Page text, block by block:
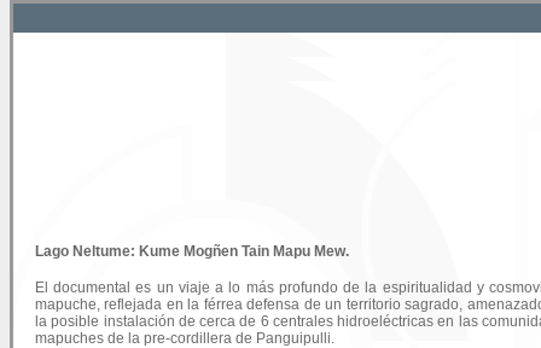
Lago Neltume: Kume Mogñen Tain Mapu Mew.
El documental es un viaje a lo más profundo de la espiritualidad y
mapuche, reflejada en la férrea defensa de un territorio sagrado,
la posible instalación de cerca de 6 centrales hidroeléctricas en las
mapuches de la pre-cordillera de Panguipulli.